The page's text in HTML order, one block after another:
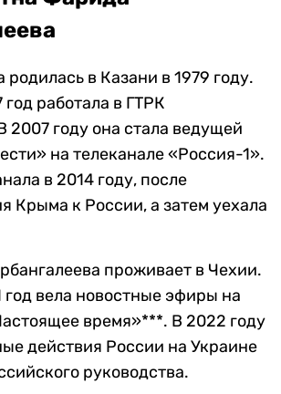
родилась в Казани в 1979 году.
работала в ГТРК
2007 году она стала ведущей
на телеканале «Россия-1».
в 2014 году, после
Крыма к России, а затем уехала
проживает в Чехии.
год вела новостные эфиры на
время»***. В 2022 году
действия России на Украине
руководства.